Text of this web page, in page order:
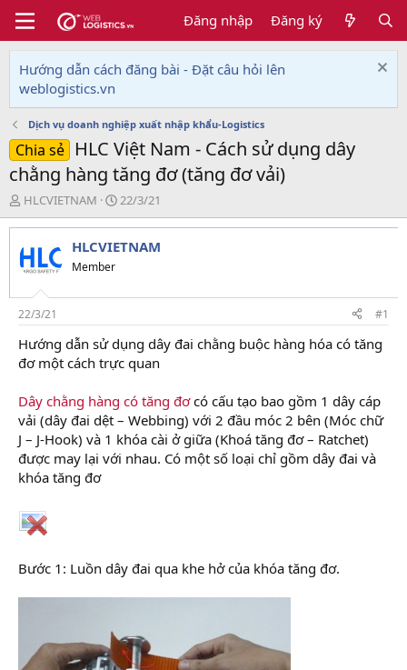
Đăng nhập Đăng ký
Hướng dẫn cách đăng bài - Đặt câu hỏi lên
weblogistics.vn
Dịch vụ doanh nghiệp xuất nhập khẩu-Logistics
Chia sẻ
HLC Việt Nam - Cách sử dụng dây
chằng hàng tăng đơ (tăng đơ vải)
T
h
r
e
a
s
t
a
r
t
r
HLCVIETNAM
N
g
à
y
i
22/3/21
HLCVIETNAM
Member
22/3/21 #1
Hướng dẫn sử dụng dây đai chằng buộc hàng hóa có tăng
đơ một cách trực quan
Dây chằng hàng có tăng đơcó cấu tạo bao gồm 1 dây cáp
vải (dây đai dệt – Webbing) với 2 đầu móc 2 bên (Móc chữ
J – J-Hook) và 1 khóa cài ở giữa (Khoá tăng đơ – Ratchet)
được may lại với nhau. Có một số loại chỉ gồm dây đai và
khóa tăng đơ
Bước 1: Luồn dây đai qua khe hở của khóa tăng đơ.